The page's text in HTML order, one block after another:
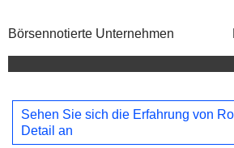
Börsennotierte Unternehmen
Sehen Sie sich die Erfahrung von
Detail an